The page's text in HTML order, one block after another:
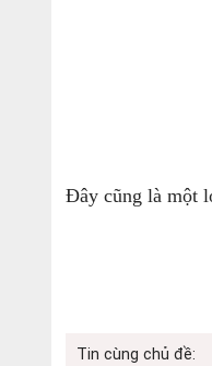
Đây cũng là một
Tin cùng chủ đề: